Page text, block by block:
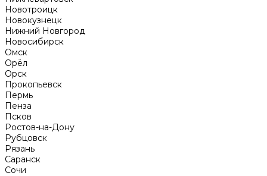
Новотроицк
Новокузнецк
Нижний Новгород
Новосибирск
Омск
Орёл
Орск
Прокопьевск
Пермь
Пенза
Псков
Ростов-на-Дону
Рубцовск
Рязань
Саранск
Сочи